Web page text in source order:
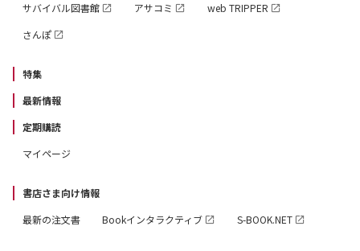
サバイバル図書館
アサコミ
web TRIPPER
さんぽ
特集
最新情報
定期購読
マイページ
書店さま向け情報
最新の注文書
Bookインタラクティブ S-BOOK.NET